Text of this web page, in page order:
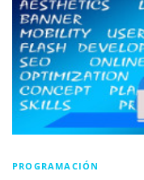
PROGRAMACIÓN